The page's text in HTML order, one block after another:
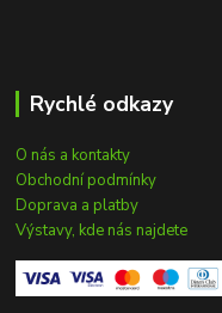
Rychlé odkazy
O nás a kontakty
Obchodní podmínky
Doprava a platby
Výstavy, kde nás najdete